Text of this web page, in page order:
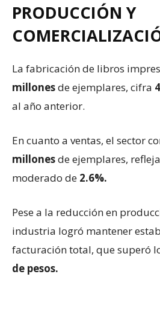
PRODUCCIÓN Y
La fabricación de libros
millonesde ejemplares, cifra
al año anterior.
En cuanto a ventas, el sector
millonesde ejemplares,
moderado de 2.6%.
Pese a la reducción en
industria logró mantener
facturación total, que superó
de pesos.